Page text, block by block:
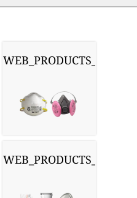
WEB_PRODUCTS_MASKS